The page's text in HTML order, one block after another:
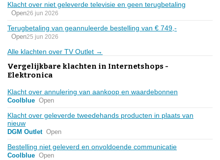
Klacht over niet geleverde televisie en geen terugbetaling
Open26 jun 2026
Terugbetaling van geannuleerde bestelling van € 749,-
Open25 jun 2026
Alle klachten over TV Outlet →
Vergelijkbare klachten in Internetshops -
Elektronica
Klacht over annulering van aankoop en waardebonnen
Coolblue Open
Klacht over geleverde tweedehands producten in plaats van
nieuw
DGM Outlet Open
Bestelling niet geleverd en onvoldoende communicatie
Coolblue Open